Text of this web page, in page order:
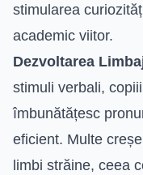
stimularea
academic viitor.
Dezvoltarea
stimuli verbali,
îmbunătățesc
eficient. Multe
limbi străine, ceea